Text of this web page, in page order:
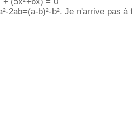
2ab=(a-b)²-b². Je n'arrive pas